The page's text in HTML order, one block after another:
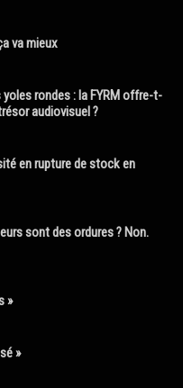
va mieux
yoles rondes : la FYRM offre-t-
audiovisuel ?
en rupture de stock en
sont des ordures ? Non.
»
»